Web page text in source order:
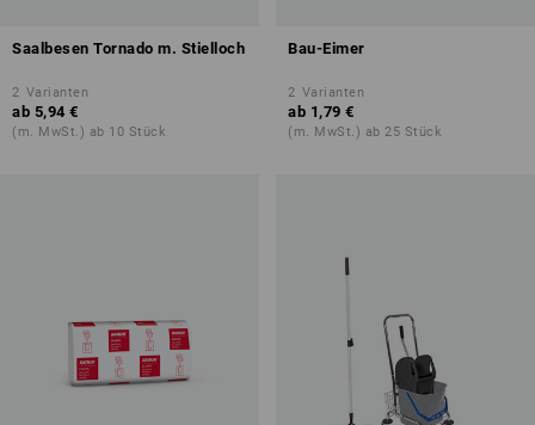
Saalbesen Tornado m. Stielloch
2 Varianten
ab 5,94 €
(m. MwSt.) ab 10 Stück
Bau-Eimer
2 Varianten
ab 1,79 €
(m. MwSt.) ab 25 Stück